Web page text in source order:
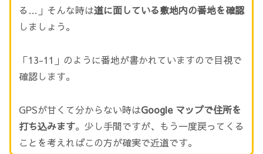
る…」そんな時は道に面している敷地内の番地を確認
しましょう。
「13-11」のように番地が書かれていますので目視で
確認します。
GPSが甘くて分からない時はGoogle マップで住所を
打ち込みます。少し手間ですが、もう一度戻ってくる
ことを考えればこの方が確実で近道です。